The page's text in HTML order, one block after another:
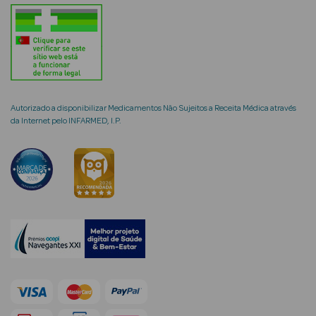
Rosto e
Ver Tudo
Rosto
Hidratantes
Séruns Faciais
Creme de Olhos
Anti-
Autorizado a disponibilizar Medicamentos Não Sujeitos a Receita Médica através
da Internet pelo INFARMED, I.P.